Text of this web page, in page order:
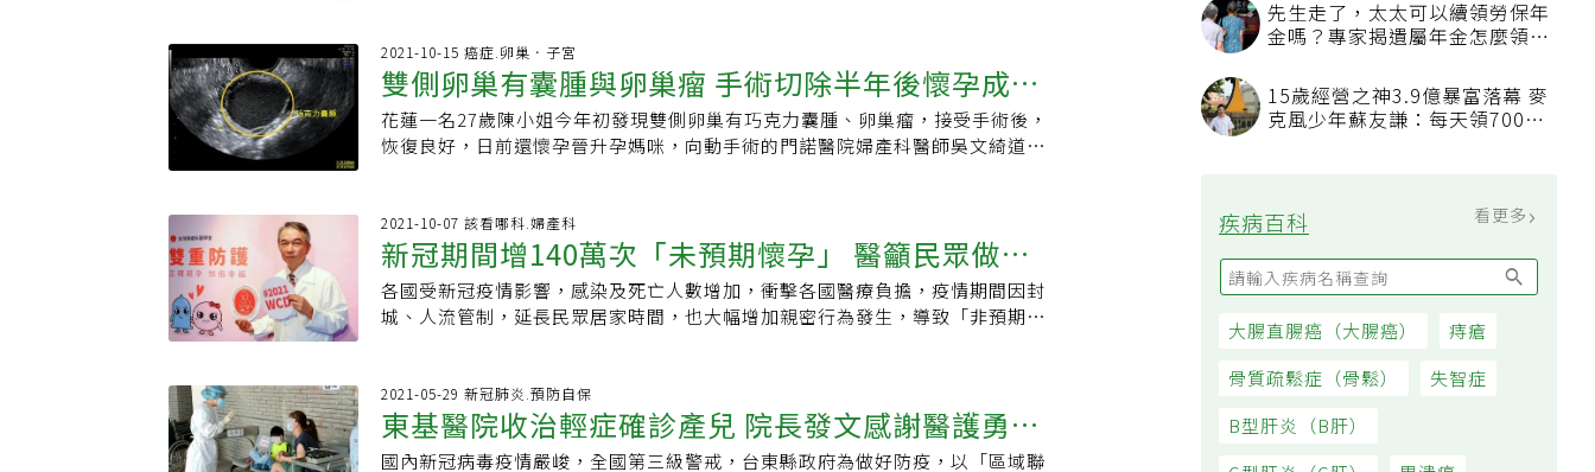
開始健忘別輕忽！ 40歲起就該
防失智 2成國人帶有阿茲海默症
相關基因
清大揭開細胞的雙層開關機制 登
國際期刊「PNAS」
析基改食品安全性與常見迷思
人需求，可以採取保守性的藥物治療，也可以手術把肌瘤切除，甚至一併把子宮
摘除。&gt;&gt;吃藥vs.開刀藥物治療若只是想治療出血量，或是改善不孕，一般
皆可用藥物來控制，可以減小肌瘤體積，但是停藥後肌瘤又會再度長大，復發性
高，是屬於暫時性的治療方式。手術治療對於沒有懷孕考量的婦女，婦產科醫師
瘤仍有再生的可能性。※本文由【媽媽寶寶】授權：子宮肌瘤＝不孕？一定要摘
除整個子宮？關於「子宮肌瘤」你該知道的事※更多文章請見媽媽寶寶，未經同
意禁止轉載
深的醫師（也是老師）們會在後面挺著我們。」說起當年，蘇軒揚起自豪的笑
容。這樣的自由的氛圍，讓蘇軒養成了「做中學」的學習模式，他在臨床實務上
快速學習，也開始思考怎樣的方式對病人最好。例如當時為患者做手術，他發現
傷口越小，手術越安全，對病人的預後越好。蘇軒說，相較於傳統的開刀手術，
解剖構造，從人體本來存在的開口來做手術呢？創新研究 發明自然孔內視鏡手術
2010年起，蘇軒著手研究新的手術方式，經過兩年摸索，2012年發明「自然孔內
視鏡手術」，並把這種經陰道自然口做手術的初步經驗，在「台灣婦產科醫學雜
誌」與「美國婦科內視鏡微創醫學雜誌」發表論文。那年蘇軒才32歲，卻大膽提
出創新的手術方式。他說，其實動機很簡單，只是為了讓病人更快好，因為自然
美國內視鏡醫學會發表「自然孔內視鏡手術」，台下的外國資深醫師卻嗤之以
鼻，甚至表示「兩百年前埃及的婦產科手術就是從陰道做的，你這套毫無新
意！」蘇軒只是笑笑，沒有多辯解，「我又不是第一次被嫌，多這一次沒差…」
照個人感覺不同，多半仍會感覺陰道有傷口，但不至於無法忍受，但若已經嚴重
疼痛，影響到性行為的進行，就還是必須找醫師討論，曾有案例的陰道傷口縫線
吸收不佳，甚至長出肉芽而疼痛出血，最後必須將肉芽切除將傷口重縫，因此請
媽咪們積極處理，讓自己能享受愉悅的性愛。Q：產後性行為當下，是否容易出
現噴乳反射？A：當性行為進行時，有時會因為性高潮過於興奮，加上乳頭受到刺
可。Q：自然產的女性會有陰道鬆弛的問題嗎？A：女性的陰道非常具有彈性，才
能勝任被撐大十倍，生出嬰兒的工作，不過陰道雖然有彈性，但仍與全身肌膚及
組織相同，因此會有萎縮及鬆弛的情況，若加上生產及未來更年期荷爾蒙的影
響，每個女性都可能面臨陰道鬆弛的問題。採訪諮詢／禾馨民權婦幼診所院長陳
載
時常進出診間，深覺療疾治病的醫師「很神」，更堅定從醫的信念。自幼腦袋中
總想著如何賺錢的林錦義，對帶著聽診器、手寫處方箋的醫師相當崇拜；若有子
弟立志從醫，大多數家長應喜不自勝，但他家族多半從商，也希望他克紹箕裘，
他只能將志願藏在心裡。自幼立志從醫，林錦義於學生時代，也展現對生物學的
在中油工作的哥哥代為謀職，但哥哥、姊姊不忍他放棄夢想，湊錢讓他補習、重
考。第二次大學聯考，拚命苦讀的他，如願考取中國醫藥學院（後升格為中國醫
藥大學）中醫系，更是士林高中首位跨越醫學系門檻的畢業生；靠著助學貸款，
他刻苦地完成醫學系學業，考取醫師執照。熱愛新生命，提早規劃人生成功的
人，想的跟別人不一樣。升上大學後，林錦義認真研習醫學系課業，同時還計劃
畢業典禮的當天，大兒子出世；結婚、生子，他都是全班第一人。林錦義高效率
地組織家庭，在台中市讀醫學系時，還得擠出時間，到高雄市約會；而在服兵役
時，二兒子又來報到。他充滿感謝地說，在結婚後幾年，他先後擔任實習醫師、
享自己在婦產科已不再是年輕醫師最響往的大環境下，還是選擇自己的最愛，並
與大家分享他這幾年來照顧孕婦、接生的成就感，以及呼籲「孕婦要多正向思
考，家人與醫師要正向支持」。最後，健保署李署長親自上陣，說明健保局的努
力與目標，在財源擴增有限的情況下，如何與時俱進的增加醫療給付，提供國人
與世界先進國家品質相當的醫療服務，並提出醫療給付共識決策，維護健保公共
蹟」可以永續經營。 懷孕生產是人類與生俱來的本能，迎接新生命的到來對於個
人、整個家庭，以至於社會都具有重大意義。俗諺有云：生得過雞酒香，生不過
四塊板。這句話著實描述了婦女生產的辛苦、喜悅，還有風險。從醫學的角度來
說，超過八成以上的懷孕與生產是順利的。然而產科風險與併發症(例如產後大出
科別的一員。 記得筆者在實習醫師時期，看到婦產科老師與產婦共同努力，寶寶
終於順利娩出且哇哇大哭的幸福時刻，因此深受感動而投入當時招生困難的婦產
科。經過數年住院醫師的訓練，成為獨當一面的主治醫師，並赴美國耶魯大學進
2021-10-15 癌症.卵巢．子宮
雙側卵巢有囊腫與卵巢瘤 手術切除半年後懷孕成準
媽咪
花蓮一名27歲陳小姐今年初發現雙側卵巢有巧克力囊腫、卵巢瘤，接受手術後，
恢復良好，日前還懷孕晉升孕媽咪，向動手術的門諾醫院婦產科醫師吳文綺道
意。陳小姐今年初因為婦科問題到門諾醫院求診，醫師診察意外發現，她的左邊
卵巢有巧克力囊腫，右邊還有一顆5、6公分大小的卵巢瘤，陳小姐接受手術後，
復原情況相當好，日前還向醫師道謝，表示自己已在7月底懷孕。陳小姐表示，因
疫情影響與丈夫還未辦理婚宴，但一直期待有愛的結晶，很感謝吳文綺醫師細心
檢查，及時處理巧克力囊腫問題，還在術後半年懷孕，現在很開心和丈夫一起迎
女性的盛行率約1至7% ，如果不積極治療，甚至會造成女性不孕。巧克力囊腫常
見症狀為痛經、經血量變多、月經周期不規則、性行為時有疼痛感等。吳文綺表
示，早期發現因為體積較小，較易治療，若疏忽未處理，囊腫變也容易造成沾
2021-10-07 該看哪科.婦產科
新冠期間增140萬次「未預期懷孕」 醫籲民眾做雙
重防護
各國受新冠疫情影響，感染及死亡人數增加，衝擊各國醫療負擔，疫情期間因封
城、人流管制，延長民眾居家時間，也大幅增加親密行為發生，導致「非預期懷
識及自主權，在家庭計劃、自身健康作出明智規劃。「#掌控自主權：為COVID世
代女性引領數位醫療創新應用」亞太區線上會議，日前邀請各國政府代表、非政
府組織（NGO）、遠距醫療供應商與產業協會，及具數位影響力的意見領袖等16
2021-05-29 新冠肺炎.預防自保
東基醫院收治輕症確診產兒 院長發文感謝醫護勇
國內新冠病毒疫情嚴峻，全國第三級警戒，台東縣政府為做好防疫，以「區域聯